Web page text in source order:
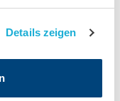
Details zeigen